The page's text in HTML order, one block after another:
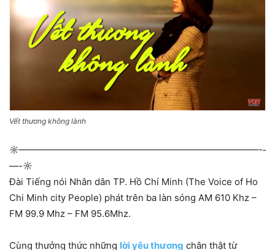
Vết thương không lành
☼—————————————­—————————————-­
—-☼
Đài Tiếng nói Nhân dân TP. Hồ Chí Minh (The Voice of Ho
Chi Minh city People) phát trên ba làn sóng AM 610 Khz –
FM 99.9 Mhz – FM 95.6Mhz.
Cùng thưởng thức những lời yêu thương chân thật từ